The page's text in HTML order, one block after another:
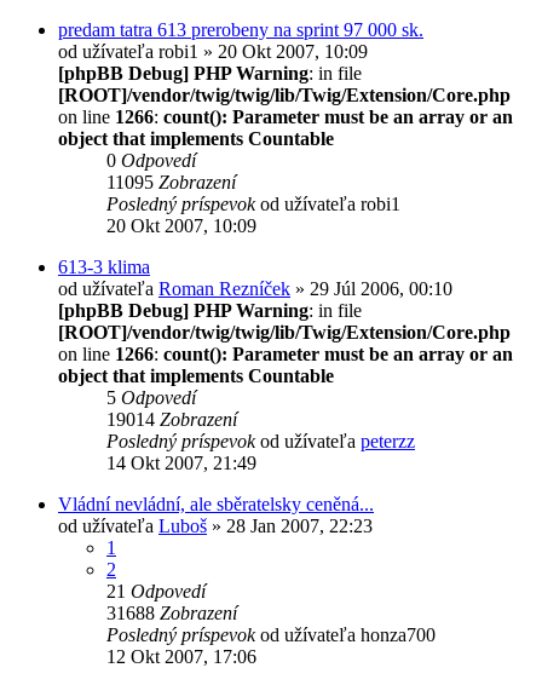
predam tatra 613 prerobeny na sprint 97 000 sk.
od užívateľa robi1 » 20 Okt 2007, 10:09
[phpBB Debug] PHP Warning: in file
[ROOT]/vendor/twig/twig/lib/Twig/Extension/Core.php
on line 1266: count(): Parameter must be an array or an
object that implements Countable
0 Odpovedí
11095 Zobrazení
Posledný príspevokod užívateľa robi1
20 Okt 2007, 10:09
613-3 klima
od užívateľa Roman Rezníček » 29 Júl 2006, 00:10
[phpBB Debug] PHP Warning: in file
[ROOT]/vendor/twig/twig/lib/Twig/Extension/Core.php
on line 1266: count(): Parameter must be an array or an
object that implements Countable
5 Odpovedí
19014 Zobrazení
Posledný príspevokod užívateľa peterzz
14 Okt 2007, 21:49
Vládní nevládní, ale sběratelsky ceněná...
od užívateľa Luboš » 28 Jan 2007, 22:23
1
2
21 Odpovedí
31688 Zobrazení
Posledný príspevokod užívateľa honza700
12 Okt 2007, 17:06